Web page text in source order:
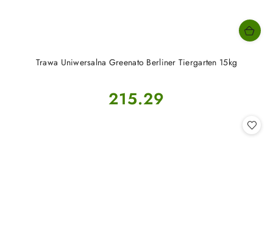
Trawa Uniwersalna Greenato Berliner Tiergarten 15kg
Cena:
215.29